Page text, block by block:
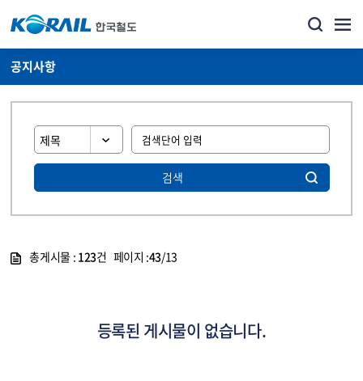
공지사항
검색
총게시물 : 123건 페이지 :43/13
등록된 게시물이 없습니다.